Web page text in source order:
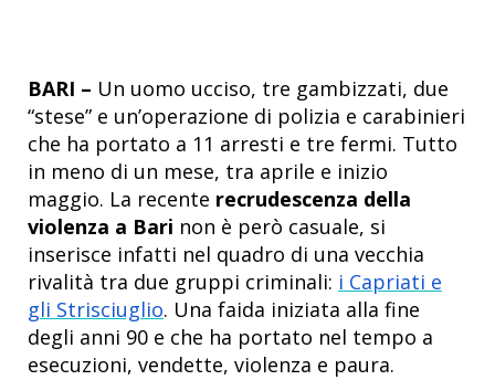
BARI – Un uomo ucciso, tre gambizzati, due
“stese” e un’operazione di polizia e carabinieri
che ha portato a 11 arresti e tre fermi. Tutto
in meno di un mese, tra aprile e inizio
maggio. La recente recrudescenza della
violenza a Bari non è però casuale, si
inserisce infatti nel quadro di una vecchia
rivalità tra due gruppi criminali: i Capriati e
gli Strisciuglio. Una faida iniziata alla fine
degli anni 90 e che ha portato nel tempo a
esecuzioni, vendette, violenza e paura.